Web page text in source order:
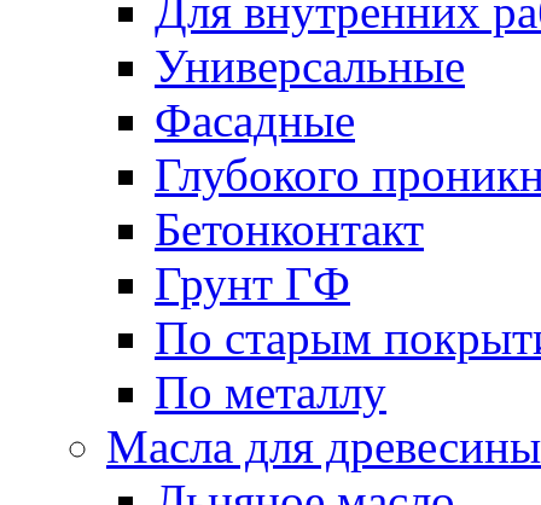
Для внутренних
Универсальные
Фасадные
Глубокого
Бетонконтакт
Грунт ГФ
По старым
По металлу
Масла для древесины